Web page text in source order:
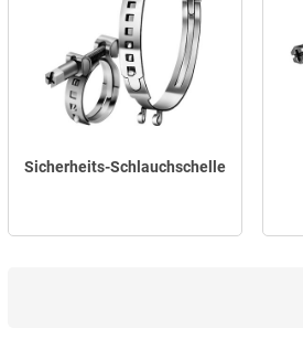
Sicherheits-Schlauchschelle